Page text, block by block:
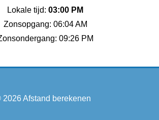
Lokale tijd: 03:00 PM
Zonsopgang: 06:04 AM
09:26 PM
2026Afstand berekenen